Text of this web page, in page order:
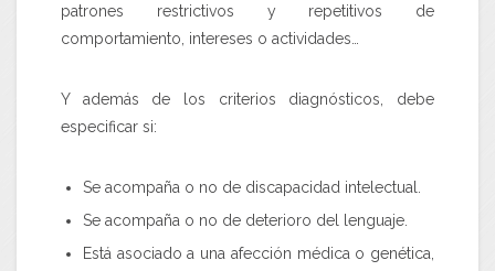
patrones restrictivos y repetitivos de
comportamiento, intereses o actividades…
Y además de los criterios diagnósticos, debe
especificar si:
Se acompaña o no de discapacidad intelectual.
Se acompaña o no de deterioro del lenguaje.
Está asociado a una afección médica o genética,